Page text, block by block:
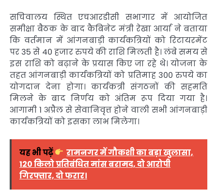
सचिवालय स्थित एचआरडीसी सभागार में आयोजित
समीक्षा बैठक के बाद कैबिनेट मंत्री रेखा आर्या ने बताया
कि वर्तमान में आंगनबाड़ी कार्यकत्रियों को रिटायरमेंट
पर 35 से 40 हजार रुपये की राशि मिलती है। लंबे समय से
इस राशि को बढ़ाने के प्रयास किए जा रहे थे। योजना के
तहत आंगनबाड़ी कार्यकत्रियों को प्रतिमाह 300 रुपये का
योगदान देना होगा। कार्यकत्री संगठनों की सहमति
मिलने के बाद निर्णय को अंतिम रूप दिया गया है।
आगामी 1 अप्रैल से सेवानिवृत्त होने वाली सभी आंगनबाड़ी
कार्यकत्रियों को इसका लाभ मिलेगा।
यह भी पढ़ें
रामनगर में गौकशी का बड़ा खुलासा,
120 किलो प्रतिबंधित मांस बरामद, दो आरोपी
गिरफ्तार, दो फरार।